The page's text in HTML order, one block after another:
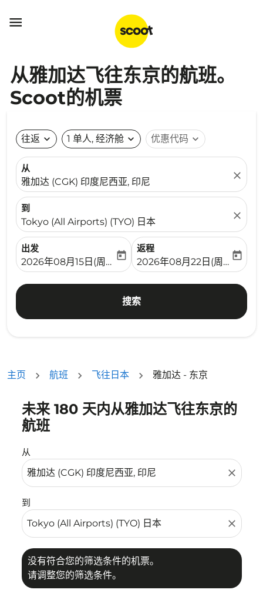

从雅加达飞往东京的航班。
Scoot的机票
往返 expand_more 1 单人, 经济舱 expand_more 优惠代码 expand_more
从
雅加达 (CGK) 印度尼西亚, 印尼
close
到
Tokyo (All Airports) (TYO) 日本
close
出发
fc-booking-departure-date-aria-label
2026年08月15日(周六)
today
返程
fc-booking-return-date-
2026年08月22日(周六)
today
搜索
主页 航班 飞往日本 雅加达 - 东京
未来 180 天内从雅加达飞往东京的
航班
从
close
到
close
没有符合您的筛选条件的机票。
请调整您的筛选条件。
没有符合您的筛选条件的机票。请调整您的筛选条件。